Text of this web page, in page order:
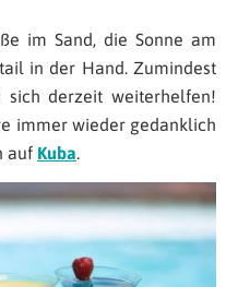
im Sand, die Sonne am
in der Hand. Zumindest
derzeit weiterhelfen!
immer wieder gedanklich
auf Kuba.